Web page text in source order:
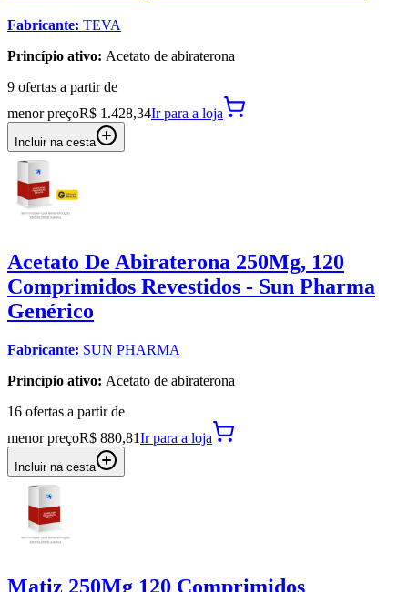
Fabricante: TEVA
Princípio ativo: Acetato de abiraterona
9 ofertas a partir de
menor preçoR$ 1.428,34Ir para a loja
Incluir na cesta
Acetato De Abiraterona 250Mg, 120
Comprimidos Revestidos - Sun Pharma
Genérico
Fabricante: SUN PHARMA
Princípio ativo: Acetato de abiraterona
16 ofertas a partir de
menor preçoR$ 880,81Ir para a loja
Incluir na cesta
Matiz 250Mg 120 Comprimidos